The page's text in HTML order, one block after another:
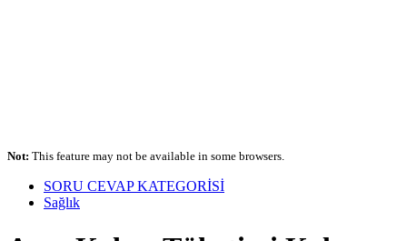
Not: This feature may not be available in some browsers.
SORU CEVAP KATEGORİSİ
Sağlık